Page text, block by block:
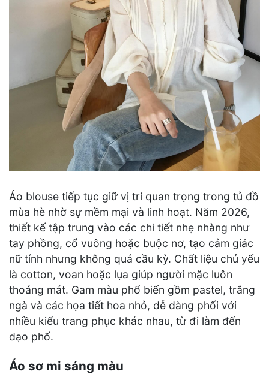
Áo blouse tiếp tục giữ vị trí quan trọng trong tủ đồ
mùa hè nhờ sự mềm mại và linh hoạt. Năm 2026,
thiết kế tập trung vào các chi tiết nhẹ nhàng như
tay phồng, cổ vuông hoặc buộc nơ, tạo cảm giác
nữ tính nhưng không quá cầu kỳ. Chất liệu chủ yếu
là cotton, voan hoặc lụa giúp người mặc luôn
thoáng mát. Gam màu phổ biến gồm pastel, trắng
ngà và các họa tiết hoa nhỏ, dễ dàng phối với
nhiều kiểu trang phục khác nhau, từ đi làm đến
dạo phố.
Áo sơ mi sáng màu